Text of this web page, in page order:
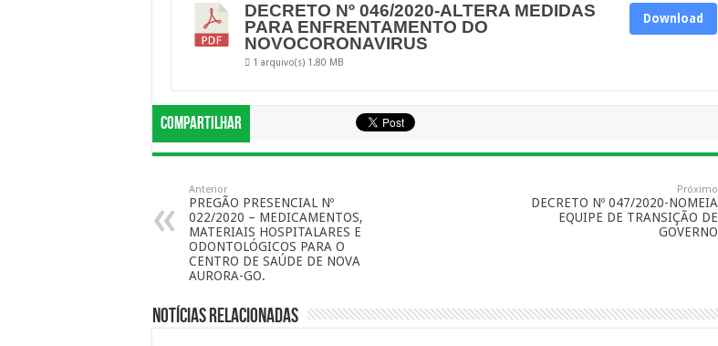
DECRETO Nº 046/2020-ALTERA MEDIDAS
PARA ENFRENTAMENTO DO
NOVOCORONAVIRUS
1 arquivo(s) 1.80 MB
Download
Compartilhar
Anterior
PREGÃO PRESENCIAL Nº
022/2020 – MEDICAMENTOS,
MATERIAIS HOSPITALARES E
ODONTOLÓGICOS PARA O
CENTRO DE SAÚDE DE NOVA
AURORA-GO.
Próximo
DECRETO Nº 047/2020-NOMEIA
EQUIPE DE TRANSIÇÃO DE
GOVERNO
Notícias Relacionadas